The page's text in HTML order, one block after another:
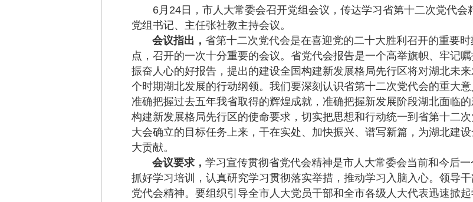
6月24日，市人大常委会召开党组会议，传达学习省第十二次党代会
党组书记、主任张社教主持会议。
会议指出， 省第十二次党代会是在喜迎党的二十大胜利召开的重要
点，召开的一次十分重要的会议。省党代会报告是一个高举旗帜、牢记
振奋人心的好报告，提出的建设全国构建新发展格局先行区将对湖北未
个时期湖北发展的行动纲领。我们要深刻认识省第十二次党代会的重大
准确把握过去五年我省取得的辉煌成就，准确把握新发展阶段湖北面临
构建新发展格局先行区的使命要求，切实把思想和行动统一到省第十二
大会确立的目标任务上来，干在实处、加快振兴、谱写新篇，为湖北建
大贡献。
会议要求， 学习宣传贯彻省党代会精神是市人大常委会当前和今后
抓好学习培训，认真研究学习贯彻落实举措，推动学习入脑入心。领导
党代会精神。要组织引导全市人大党员干部和全市各级人大代表迅速掀